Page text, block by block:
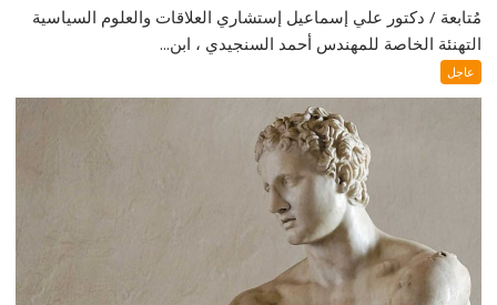
مُتابعة / دكتور علي إسماعيل إستشاري العلاقات والعلوم السياسية
التهنئة الخاصة للمهندس أحمد السنجيدي ، ابن...
عاجل